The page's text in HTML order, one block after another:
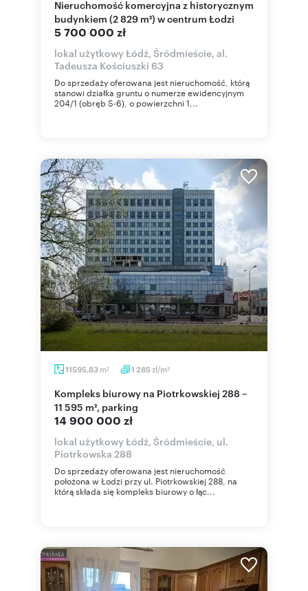
Nieruchomość komercyjna z historycznym
budynkiem (2 829 m²) w centrum Łodzi
5 700 000 zł
lokal użytkowy Łódź, Śródmieście, al.
Tadeusza Kościuszki 63
Do sprzedaży oferowana jest nieruchomość, którą
stanowi działka gruntu o numerze ewidencyjnym
204/1 (obręb S-6), o powierzchni 1...
11595,83 m2 1 285 zł/m2
Kompleks biurowy na Piotrkowskiej 288 –
11 595 m², parking
14 900 000 zł
lokal użytkowy Łódź, Śródmieście, ul.
Piotrkowska 288
Do sprzedaży oferowana jest nieruchomość
położona w Łodzi przy ul. Piotrkowskiej 288, na
którą składa się kompleks biurowy o łąc...